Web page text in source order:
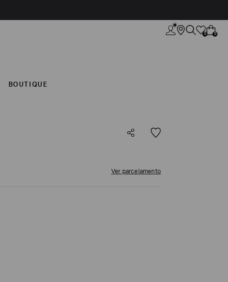
0 0
BOUTIQUE
Ver parcelamento